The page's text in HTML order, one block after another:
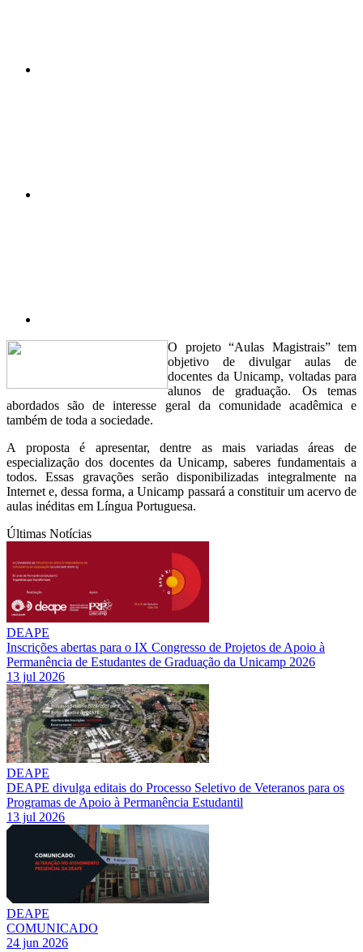
O projeto “Aulas Magistrais” tem
objetivo de divulgar aulas de
docentes da Unicamp, voltadas para
alunos de graduação. Os temas
abordados são de interesse geral da comunidade acadêmica e
também de toda a sociedade.
A proposta é apresentar, dentre as mais variadas áreas de
especialização dos docentes da Unicamp, saberes fundamentais a
todos. Essas gravações serão disponibilizadas integralmente na
Internet e, dessa forma, a Unicamp passará a constituir um acervo de
aulas inéditas em Língua Portuguesa.
Últimas Notícias
DEAPE
Inscrições abertas para o IX Congresso de Projetos de Apoio à
Permanência de Estudantes de Graduação da Unicamp 2026
13 jul 2026
DEAPE
DEAPE divulga editais do Processo Seletivo de Veteranos para os
Programas de Apoio à Permanência Estudantil
13 jul 2026
DEAPE
COMUNICADO
24 jun 2026